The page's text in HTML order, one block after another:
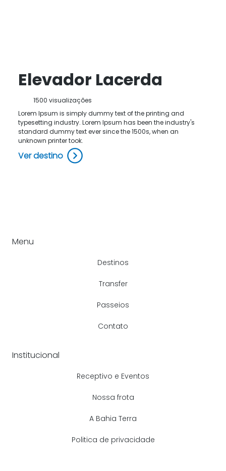
Elevador Lacerda
1500 visualizações
Lorem Ipsum is simply dummy text of the printing and
typesetting industry. Lorem Ipsum has been the industry's
standard dummy text ever since the 1500s, when an
unknown printer took.
Ver destino
Institucional
Receptivo e Eventos
Nossa frota
A Bahia Terra
Politica de privacidade
Menu
Destinos
Transfer
Passeios
Contato